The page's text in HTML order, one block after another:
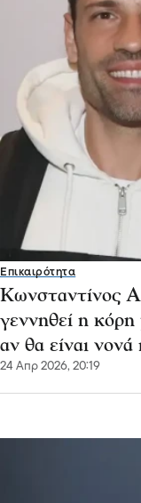
Επικαιρότητα
Κωνσταντίνος
γεννηθεί η
αν θα είναι
24 Απρ 2026, 20:19